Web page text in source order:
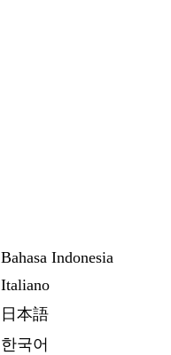
Bahasa Indonesia
Italiano
日本語
한국어